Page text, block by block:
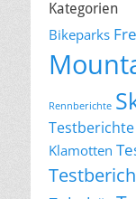
Kategorien
Bikeparks
Rennberichte
Klamotten